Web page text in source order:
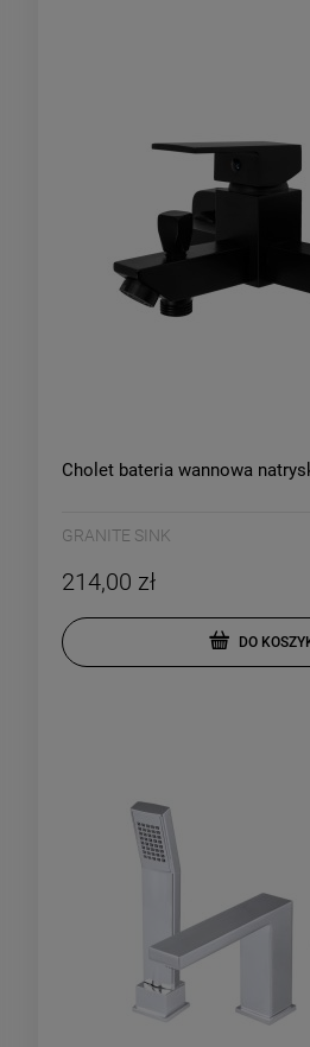
Cholet bateria wannowa
GRANITE SINK
214,00 zł
DO